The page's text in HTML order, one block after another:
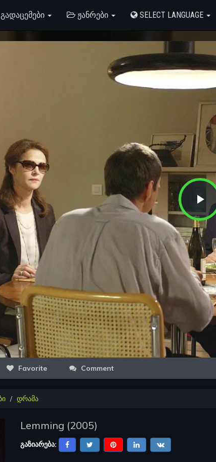
ᲟᲐᲜᲠᲔᲑᲘ SELECT LANGUAGE
Favorite Comment
დრამა
Lemming (2005)
გაზიარება: